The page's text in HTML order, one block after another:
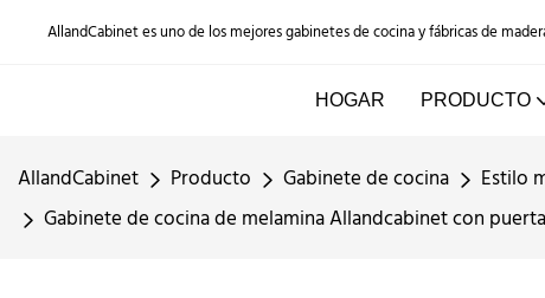
AllandCabinet es uno de los mejores gabinetes de cocina y fábricas de
HOGAR PRODUCTO
AllandCabinet Producto Gabinete de cocina Estilo
Gabinete de cocina de melamina Allandcabinet con